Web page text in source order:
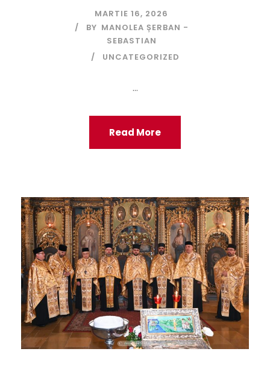
MARTIE 16, 2026
BY MANOLEA ȘERBAN -
SEBASTIAN
UNCATEGORIZED
...
Read More